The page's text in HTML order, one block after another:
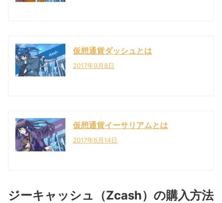
仮想通貨ダッシュとは
2017年9月8日
仮想通貨イーサリアムとは
2017年6月14日
ジーキャッシュ（Zcash）の購入方法